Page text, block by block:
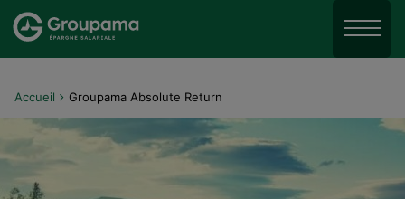
Aller au menu
Aller au contenu
Menu
Accueil Groupama Absolute Return